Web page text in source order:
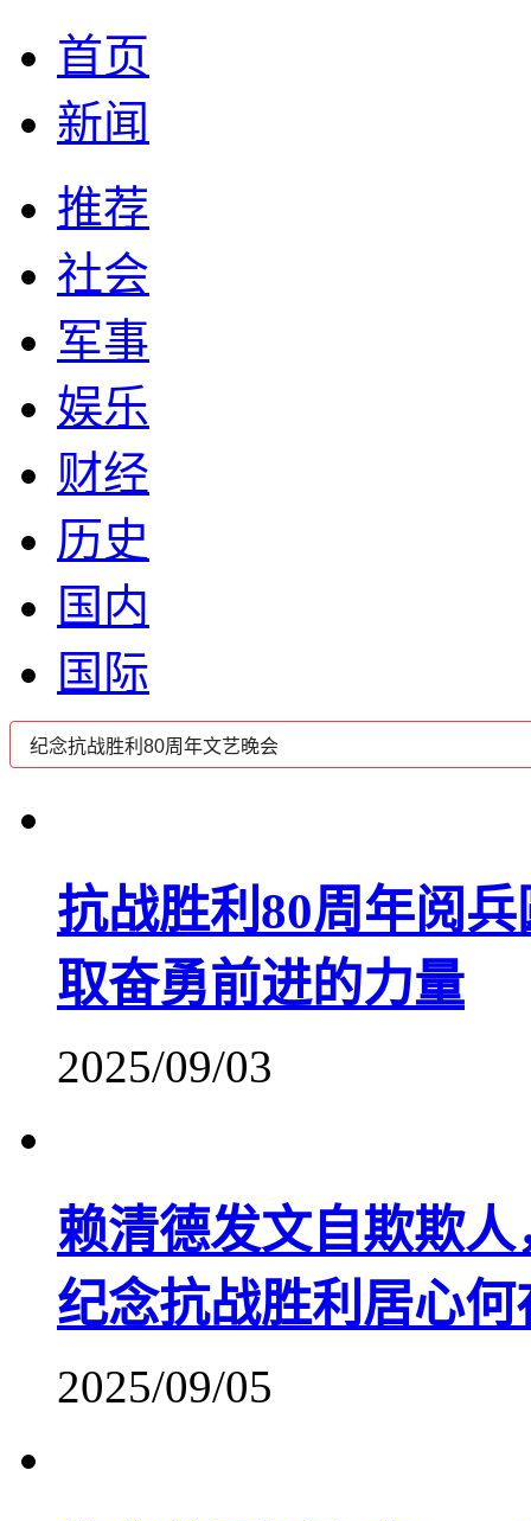
首页
新闻
推荐
社会
军事
娱乐
财经
历史
国内
国际
抗战胜利80周年阅
取奋勇前进的力量
2025/09/03
赖清德发文自欺欺
纪念抗战胜利居心何
2025/09/05